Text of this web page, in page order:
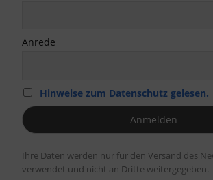
Anrede
Hinweise zum Datenschutz gelesen.
Ihre Daten werden nur für den Versand des
verwendet und nicht an Dritte weitergegeben.